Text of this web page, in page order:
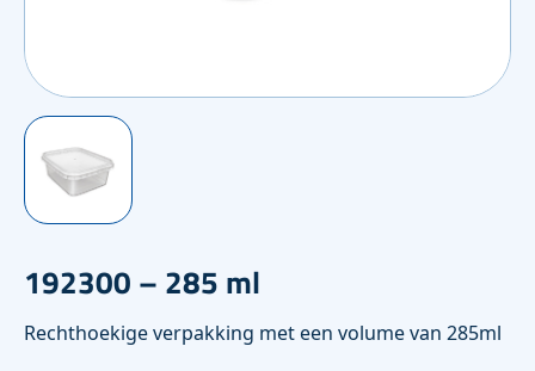
192300 – 285 ml
Rechthoekige verpakking met een volume van 285ml